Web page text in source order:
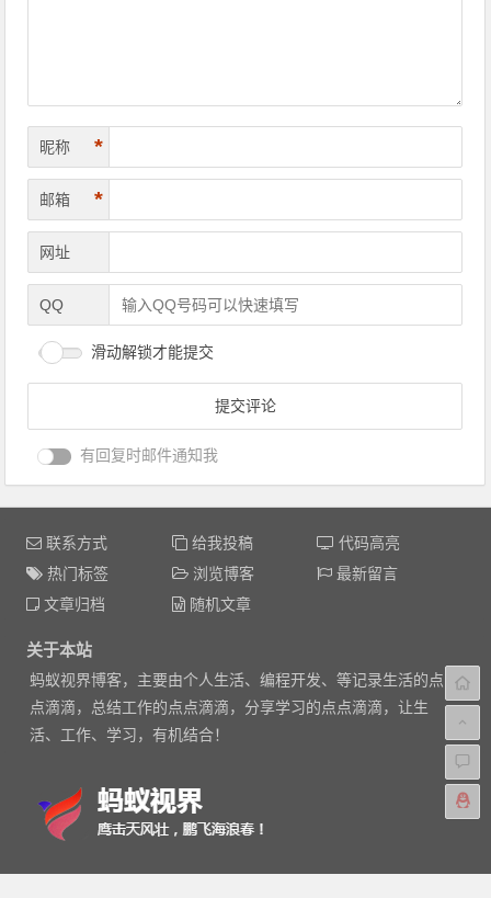
昵称 *
邮箱 *
网址
QQ
滑动解锁才能提交
有回复时邮件通知我
联系方式 给我投稿
代码高亮
热门标签
浏览博客
最新留言
文章归档
随机文章
关于本站
蚂蚁视界博客，主要由个人生活、编程开发、等记录生活的点
点滴滴，总结工作的点点滴滴，分享学习的点点滴滴，让生
活、工作、学习，有机结合！